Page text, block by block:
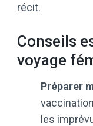
récit.
Conseils
voyage
Préparer
les